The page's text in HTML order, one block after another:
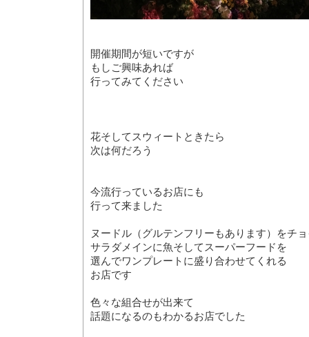
開催期間が短いですが
もしご興味あれば
行ってみてください
花そしてスウィートときたら
次は何だろう
今流行っているお店にも
行って来ました
ヌードル（グルテンフリーもあります）をチ
サラダメインに魚そしてスーパーフードを
選んでワンプレートに盛り合わせてくれる
お店です
色々な組合せが出来て
話題になるのもわかるお店でした